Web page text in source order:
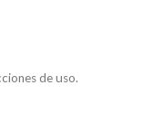
de uso.